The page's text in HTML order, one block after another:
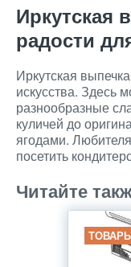
Иркутская
радости
Иркутская
искусства. Здесь
разнообразные
куличей до
ягодами.
посетить
Читайте